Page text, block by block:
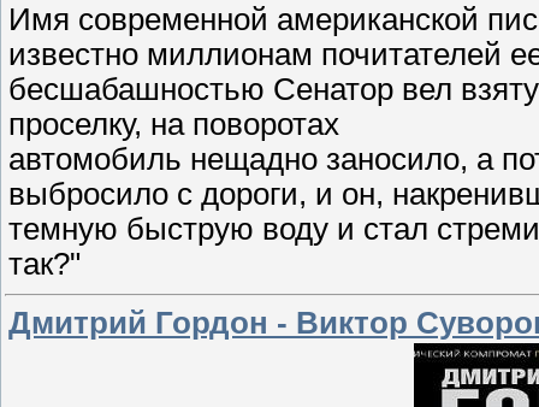
Имя современной американской
известно миллионам почитателей
бесшабашностью Сенатор вел
проселку, на поворотах
автомобиль нещадно заносило, а
выбросило с дороги, и он,
темную быструю воду и стал
так?"
Дмитрий Гордон - Виктор